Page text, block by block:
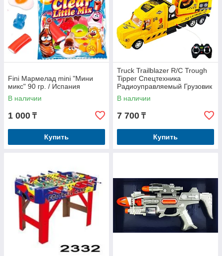
Fini Мармелад mini "Мини
микс" 90 гр. / Испания
В наличии
1 000 ₸
Купить
Truck Trailblazer R/C Trough
Tipper Спецтехника
Радиоуправляемый Грузовик
с ковшом, звук и свет
В наличии
7 700 ₸
Купить